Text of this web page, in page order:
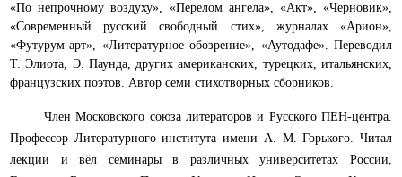
«По непрочному воздуху», «Перелом ангела», «Акт», «Черновик»,
«Современный русский свободный стих», журналах «Арион»,
«Футурум-арт», «Литературное обозрение», «Аутодафе». Переводил
Т. Элиота, Э. Паунда, других американских, турецких, итальянских,
французских поэтов. Автор семи стихотворных сборников.
Член Московского союза литераторов и Русского ПЕН-центра.
Профессор Литературного института имени А. М. Горького. Читал
лекции и вёл семинары в различных университетах России,